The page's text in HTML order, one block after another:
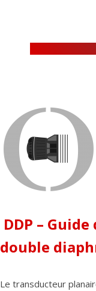
DDP –
double
Le transducteur